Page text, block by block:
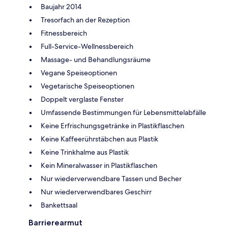
Baujahr 2014
Tresorfach an der Rezeption
Fitnessbereich
Full-Service-Wellnessbereich
Massage- und Behandlungsräume
Vegane Speiseoptionen
Vegetarische Speiseoptionen
Doppelt verglaste Fenster
Umfassende Bestimmungen für Lebensmittelabfälle
Keine Erfrischungsgetränke in Plastikflaschen
Keine Kaffeerührstäbchen aus Plastik
Keine Trinkhalme aus Plastik
Kein Mineralwasser in Plastikflaschen
Nur wiederverwendbare Tassen und Becher
Nur wiederverwendbares Geschirr
Bankettsaal
Barrierearmut